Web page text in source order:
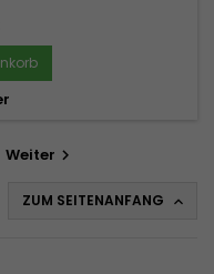
Weiter 
ZUM SEITENANFANG 